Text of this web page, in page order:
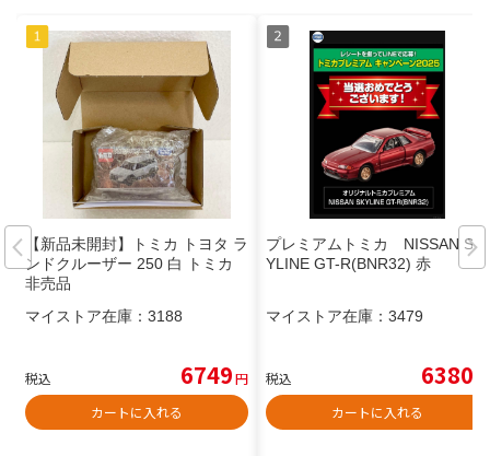
【新品未開封】トミカ トヨタ ラ
ンドクルーザー 250 白 トミカ
非売品
マイストア在庫： 3188
税込 6749円
カートに入れる
プレミアムトミカ NISSAN SK
YLINE GT-R(BNR32) 赤
マイストア在庫： 3479
税込 6380
カートに入れる